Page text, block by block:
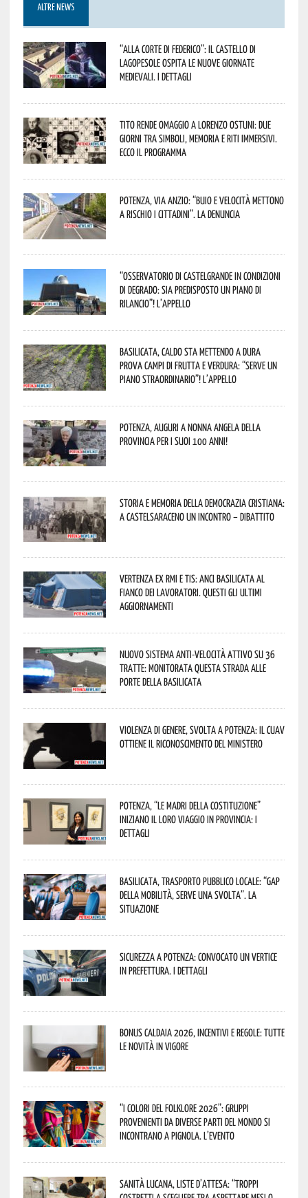
ALTRE NEWS
“Alla corte di Federico”: il Castello di
Lagopesole ospita le nuove Giornate
Medievali. I dettagli
Tito rende omaggio a Lorenzo Ostuni: due
giorni tra simboli, memoria e riti immersivi.
Ecco il programma
Potenza, Via Anzio: “Buio e velocità mettono
a rischio i cittadini”. La denuncia
“Osservatorio di Castelgrande in condizioni
di degrado: sia predisposto un piano di
rilancio”! L’appello
Basilicata, caldo sta mettendo a dura
prova campi di frutta e verdura: “Serve un
piano straordinario”! L’appello
Potenza, auguri a nonna Angela della
provincia per i suoi 100 anni!
Storia e memoria della Democrazia Cristiana:
a Castelsaraceno un incontro – dibattito
Vertenza ex RMI e TIS: ANCI Basilicata al
fianco dei lavoratori. Questi gli ultimi
aggiornamenti
Nuovo sistema anti-velocità attivo su 36
tratte: monitorata questa strada alle
porte della Basilicata
Violenza di genere, svolta a Potenza: il CUAV
ottiene il riconoscimento del Ministero
Potenza, “Le Madri della Costituzione”
iniziano il loro viaggio in provincia: i
dettagli
Basilicata, trasporto pubblico locale: “Gap
della mobilità, serve una svolta”. La
situazione
Sicurezza a Potenza: convocato un vertice
in Prefettura. I dettagli
Bonus caldaia 2026, incentivi e regole: tutte
le novità in vigore
“I Colori del Folklore 2026”: gruppi
provenienti da diverse parti del mondo si
incontrano a Pignola. L’evento
Sanità lucana, liste d’attesa: “Troppi